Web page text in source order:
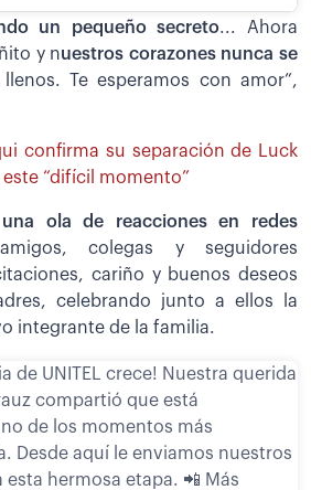
un pequeño secreto... Ahora
y nuestros corazones nunca se
Te esperamos con amor”,
confirma su separación de Luck
“difícil momento”
ola de reacciones en redes
colegas y seguidores
cariño y buenos deseos
celebrando junto a ellos la
integrante de la familia.
de UNITEL crece! Nuestra querida
compartió que está
de los momentos más
Desde aquí le enviamos nuestros
esta hermosa etapa. 📲 Más